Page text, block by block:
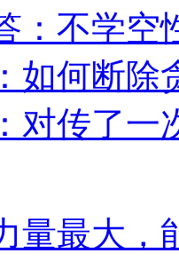
：​不学空
如何断除
对传了一
量最大，